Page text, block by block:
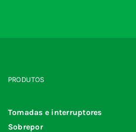
PRODUTOS
Tomadas e interruptores
Sobrepor